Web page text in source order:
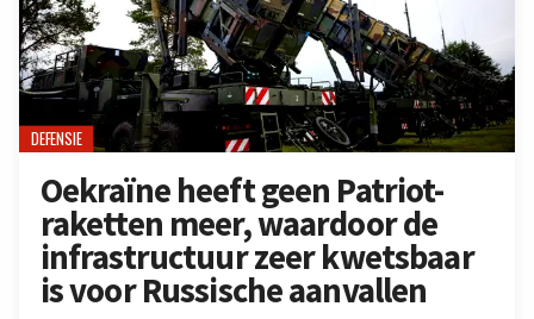
DEFENSIE
Oekraïne heeft geen Patriot-
raketten meer, waardoor de
infrastructuur zeer kwetsbaar
is voor Russische aanvallen